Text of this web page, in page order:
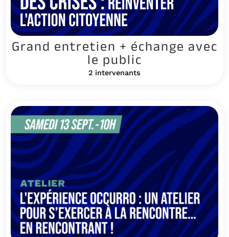
Grand entretien + échange avec
le public
2 intervenants